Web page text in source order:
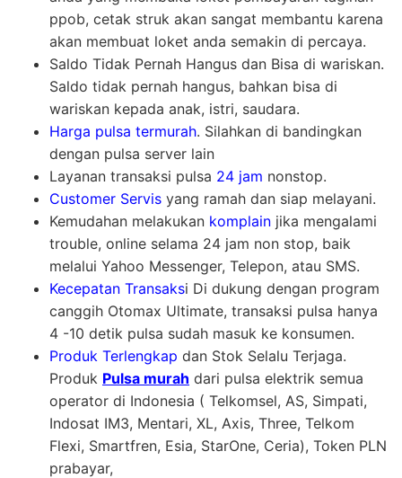
ppob, cetak struk akan sangat membantu karena
akan membuat loket anda semakin di percaya.
Saldo Tidak Pernah Hangus dan Bisa di wariskan.
Saldo tidak pernah hangus, bahkan bisa di
wariskan kepada anak, istri, saudara.
Harga pulsa termurah. Silahkan di bandingkan
dengan pulsa server lain
Layanan transaksi pulsa 24 jam nonstop.
Customer Servis yang ramah dan siap melayani.
Kemudahan melakukan komplain jika mengalami
trouble, online selama 24 jam non stop, baik
melalui Yahoo Messenger, Telepon, atau SMS.
Kecepatan Transaksi Di dukung dengan program
canggih Otomax Ultimate, transaksi pulsa hanya
4 -10 detik pulsa sudah masuk ke konsumen.
Produk Terlengkap dan Stok Selalu Terjaga.
Produk Pulsa murah dari pulsa elektrik semua
operator di Indonesia ( Telkomsel, AS, Simpati,
Indosat IM3, Mentari, XL, Axis, Three, Telkom
Flexi, Smartfren, Esia, StarOne, Ceria), Token PLN
prabayar,